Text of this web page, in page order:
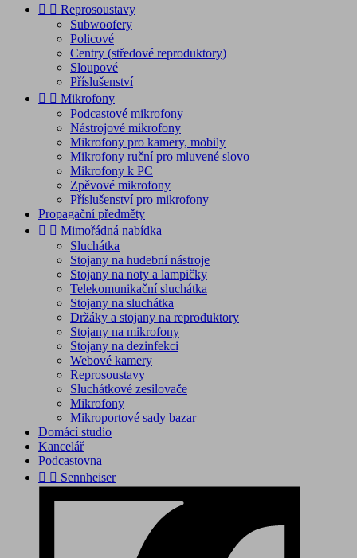
  Reprosoustavy
Subwoofery
Policové
Centry (středové reproduktory)
Sloupové
Příslušenství
  Mikrofony
Podcastové mikrofony
Nástrojové mikrofony
Mikrofony pro kamery, mobily
Mikrofony ruční pro mluvené slovo
Mikrofony k PC
Zpěvové mikrofony
Příslušenství pro mikrofony
Propagační předměty
  Mimořádná nabídka
Sluchátka
Stojany na hudební nástroje
Stojany na noty a lampičky
Telekomunikační sluchátka
Stojany na sluchátka
Držáky a stojany na reproduktory
Stojany na mikrofony
Stojany na dezinfekci
Webové kamery
Reprosoustavy
Sluchátkové zesilovače
Mikrofony
Mikroportové sady bazar
Domácí studio
Kancelář
Podcastovna
  Sennheiser